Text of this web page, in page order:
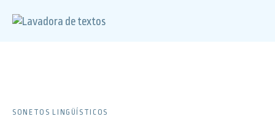
SONETOS LINGÜÍSTICOS